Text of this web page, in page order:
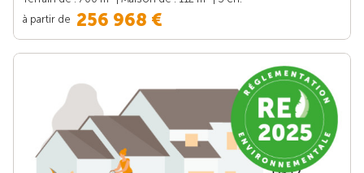
à partir de 256 968 €